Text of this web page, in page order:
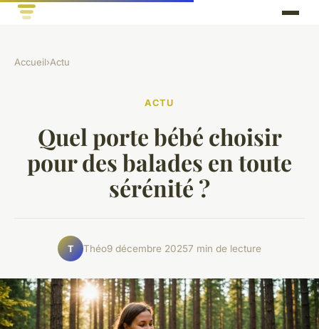
Accueil›Actu
ACTU
Quel porte bébé choisir
pour des balades en toute
sérénité ?
T Théo9 décembre 20257 min de lecture